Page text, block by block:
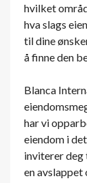
hvilket
hva slags
til dine
å finne den
Blanca
har vi
eiendom i
inviterer deg
en avslappet